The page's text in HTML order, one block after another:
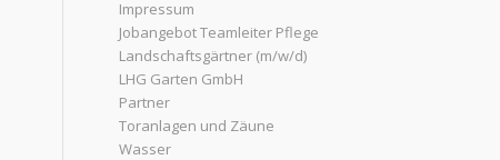
Impressum
Jobangebot Teamleiter Pflege
Landschaftsgärtner (m/w/d)
LHG Garten GmbH
Partner
Toranlagen und Zäune
Wasser